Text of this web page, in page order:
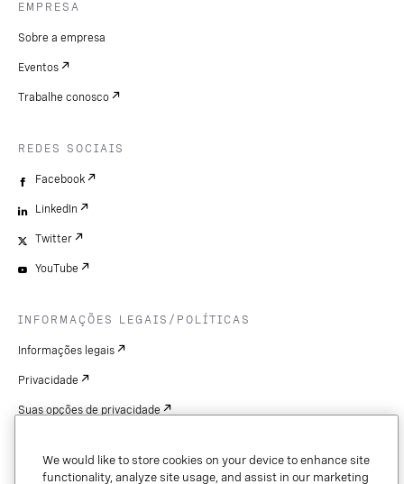
EMPRESA
Sobre a empresa
Eventos
Trabalhe conosco
REDES SOCIAIS
Facebook
LinkedIn
Twitter
YouTube
INFORMAÇÕES LEGAIS/POLÍTICAS
Informações legais
Privacidade
Suas opções de privacidade
Patentes
We would like to store cookies on your device to enhance site
functionality, analyze site usage, and assist in our marketing